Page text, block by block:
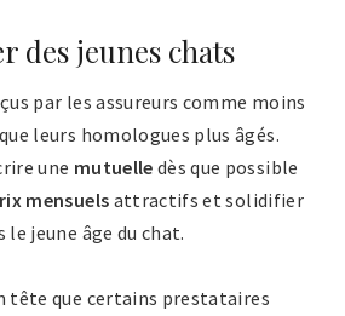
des jeunes chats
par les assureurs comme moins
leurs homologues plus âgés.
une mutuelle dès que possible
mensuels attractifs et solidifier
jeune âge du chat.
tête que certains prestataires